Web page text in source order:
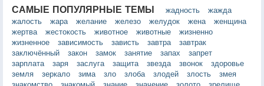
САМЫЕ ПОПУЛЯРНЫЕ ТЕМЫ жадность
жажда
жалость
жара желание железо желудок жена
женщина
жертва
жестокость животное животные
жизненно
жизненное
зависимость зависть завтра
завтрак
заключённый
закон замок занятие запах
запрет
зарплата
заря заслуга защита звезда звонок
здоровье
земля
зеркало зима зло злоба злодей злость
змея